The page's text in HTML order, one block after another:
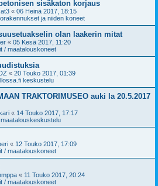
sisäkaton korjaus
« 06 Heinä 2017, 18:15
ja niiden koneet
olan laakerin mitat
« 05 Kesä 2017, 11:20
/ maatalouskoneet
« 20 Touko 2017, 01:39
keskustelu
TRAKTORIMUSEO auki la 20.5.2017
« 14 Touko 2017, 17:17
« 12 Touko 2017, 17:09
/ maatalouskoneet
« 11 Touko 2017, 20:24
/ maatalouskoneet